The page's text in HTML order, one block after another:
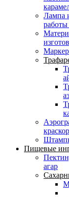
Лампа
Пищевые
агар